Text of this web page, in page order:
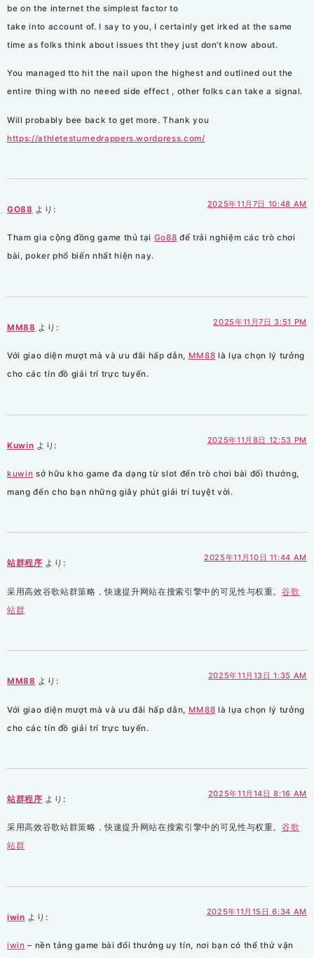
be on the internet the simplest factor to
take into account of. I say to you, I certainly get irked at the same
time as folks think about issues tht they just don’t know about.
You managed tto hit the nail upon the highest and outlined out the
entire thing with no neeed side effect , other folks can take a signal.
Will probably bee back to get more. Thank you
https://athletesturnedrappers.wordpress.com/
GO88 より:
2025年11月7日 10:48 AM
Tham gia cộng đồng game thủ tại Go88 để trải nghiệm các trò chơi
bài, poker phổ biến nhất hiện nay.
MM88 より:
2025年11月7日 3:51 PM
Với giao diện mượt mà và ưu đãi hấp dẫn, MM88 là lựa chọn lý tưởng
cho các tín đồ giải trí trực tuyến.
Kuwin より:
2025年11月8日 12:53 PM
kuwin sở hữu kho game đa dạng từ slot đến trò chơi bài đổi thưởng,
mang đến cho bạn những giây phút giải trí tuyệt vời.
站群程序 より:
2025年11月10日 11:44 AM
采用高效谷歌站群策略，快速提升网站在搜索引擎中的可见性与权重。谷歌
站群
MM88 より:
2025年11月13日 1:35 AM
Với giao diện mượt mà và ưu đãi hấp dẫn, MM88 là lựa chọn lý tưởng
cho các tín đồ giải trí trực tuyến.
站群程序 より:
2025年11月14日 8:16 AM
采用高效谷歌站群策略，快速提升网站在搜索引擎中的可见性与权重。谷歌
站群
iwin より:
2025年11月15日 6:34 AM
iwin – nền tảng game bài đổi thưởng uy tín, nơi bạn có thể thử vận